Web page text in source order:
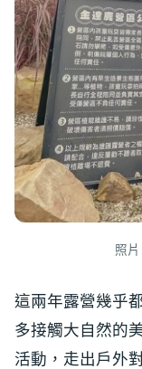
照
這兩年露營幾乎
多接觸大自然的
活動，走出戶外